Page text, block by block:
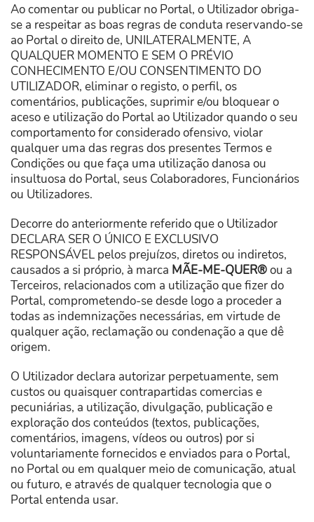
Ao comentar ou publicar no Portal, o Utilizador obriga-
se a respeitar as boas regras de conduta reservando-se
ao Portal o direito de, UNILATERALMENTE, A
QUALQUER MOMENTO E SEM O PRÉVIO
CONHECIMENTO E/OU CONSENTIMENTO DO
UTILIZADOR, eliminar o registo, o perfil, os
comentários, publicações, suprimir e/ou bloquear o
aceso e utilização do Portal ao Utilizador quando o seu
comportamento for considerado ofensivo, violar
qualquer uma das regras dos presentes Termos e
Condições ou que faça uma utilização danosa ou
insultuosa do Portal, seus Colaboradores, Funcionários
ou Utilizadores.
Decorre do anteriormente referido que o Utilizador
DECLARA SER O ÚNICO E EXCLUSIVO
RESPONSÁVEL pelos prejuízos, diretos ou indiretos,
causados a si próprio, à marca MÃE-ME-QUER®ou a
Terceiros, relacionados com a utilização que fizer do
Portal, comprometendo-se desde logo a proceder a
todas as indemnizações necessárias, em virtude de
qualquer ação, reclamação ou condenação a que dê
origem.
O Utilizador declara autorizar perpetuamente, sem
custos ou quaisquer contrapartidas comercias e
pecuniárias, a utilização, divulgação, publicação e
exploração dos conteúdos (textos, publicações,
comentários, imagens, vídeos ou outros) por si
voluntariamente fornecidos e enviados para o Portal,
no Portal ou em qualquer meio de comunicação, atual
ou futuro, e através de qualquer tecnologia que o
Portal entenda usar.